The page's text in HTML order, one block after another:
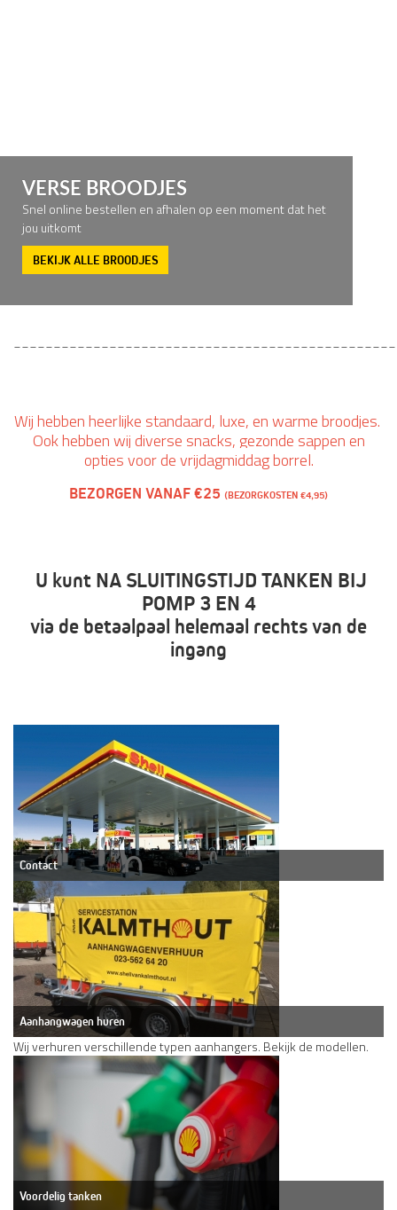
VERSE BROODJES
Snel online bestellen en afhalen op een moment dat het
jou uitkomt
BEKIJK ALLE BROODJES
Wij hebben heerlijke standaard, luxe, en warme broodjes.
Ook hebben wij diverse snacks, gezonde sappen en
opties voor de vrijdagmiddag borrel.
BEZORGEN VANAF €25 (BEZORGKOSTEN €4,95)
U kunt NA SLUITINGSTIJD TANKEN BIJ
POMP 3 EN 4
via de betaalpaal helemaal rechts van de
ingang
Contact
Aanhangwagen huren
Wij verhuren verschillende typen aanhangers. Bekijk de modellen.
Voordelig tanken